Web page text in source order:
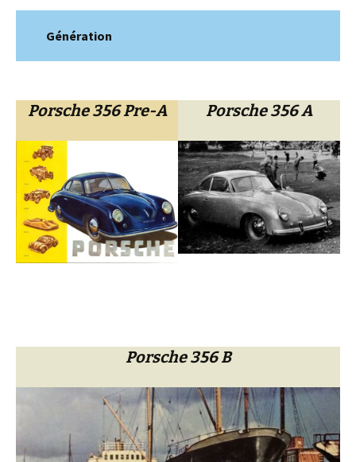
Génération
Porsche 356 Pre-A Porsche 356 A
Porsche 356 B